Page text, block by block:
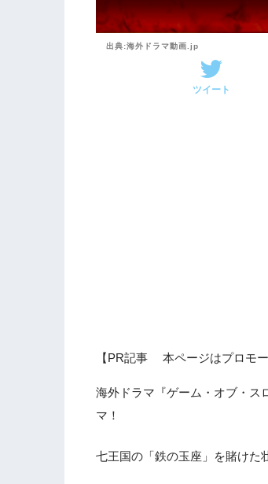
出典:海外ドラマ動画.jp
ツイート
【PR記事 本ページはプロモ
海外ドラマ『ゲーム・オブ・ス
マ！
七王国の「鉄の玉座」を賭けた